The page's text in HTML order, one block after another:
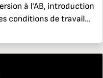
à l'AB, introduction
conditions de travail…